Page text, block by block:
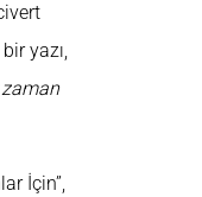
yazı,
İçin”,